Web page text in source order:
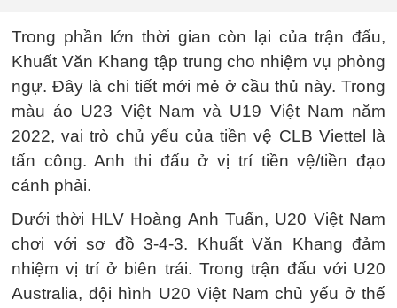
Trong phần lớn thời gian còn lại của trận đấu,
Khuất Văn Khang tập trung cho nhiệm vụ phòng
ngự. Đây là chi tiết mới mẻ ở cầu thủ này. Trong
màu áo U23 Việt Nam và U19 Việt Nam năm
2022, vai trò chủ yếu của tiền vệ CLB Viettel là
tấn công. Anh thi đấu ở vị trí tiền vệ/tiền đạo
cánh phải.
Dưới thời HLV Hoàng Anh Tuấn, U20 Việt Nam
chơi với sơ đồ 3-4-3. Khuất Văn Khang đảm
nhiệm vị trí ở biên trái. Trong trận đấu với U20
Australia, đội hình U20 Việt Nam chủ yếu ở thế